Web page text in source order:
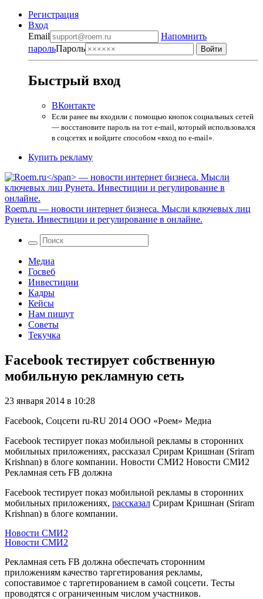
Регистрация
Вход
Email
Напомнить
парольПароль
Быстрый вход
ВКонтакте
Если ранее вы входили с помощью кнопок социальных сетей
— восстановите пароль на тот e-mail, который использовался
в соцсетях и войдите способом «вход по e-mail».
Купить рекламу
Roem.ru — новости интернет бизнеса. Мысли ключевых лиц
Рунета. Инвестиции и регулирование в онлайне.
Медиа
Госвеб
Инвестиции
Кадры
Кейсы
Нам пишут
Советы
Текучка
Facebook тестирует собственную
мобильную рекламную сеть
23 января 2014 в 10:28
Facebook, Соцсети ru-RU 2014 ООО «Роем» Медиа
Facebook тестирует показ мобильной рекламы в сторонних
мобильных приложениях, рассказал Срирам Кришнан (Sriram
Krishnan) в блоге компании. Новости СМИ2 Новости СМИ2
Рекламная сеть FB должна
Facebook тестирует показ мобильной рекламы в сторонних
мобильных приложениях, рассказал Срирам Кришнан (Sriram
Krishnan) в блоге компании.
Новости СМИ2
Новости СМИ2
Рекламная сеть FB должна обеспечать сторонним
приложениям качество таргетирования рекламы,
сопоставимое с таргетированием в самой соцсети. Тесты
проводятся с ограниченным числом участников.